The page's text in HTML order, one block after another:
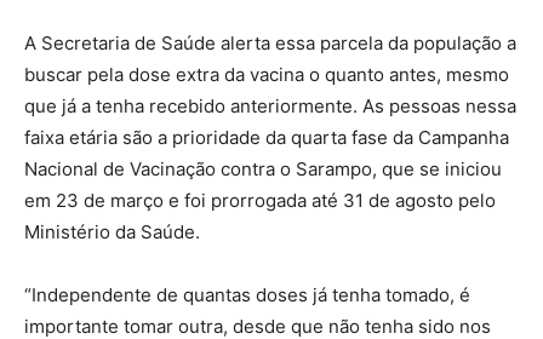
A Secretaria de Saúde alerta essa parcela da população a
buscar pela dose extra da vacina o quanto antes, mesmo
que já a tenha recebido anteriormente. As pessoas nessa
faixa etária são a prioridade da quarta fase da Campanha
Nacional de Vacinação contra o Sarampo, que se iniciou
em 23 de março e foi prorrogada até 31 de agosto pelo
Ministério da Saúde.
“Independente de quantas doses já tenha tomado, é
importante tomar outra, desde que não tenha sido nos